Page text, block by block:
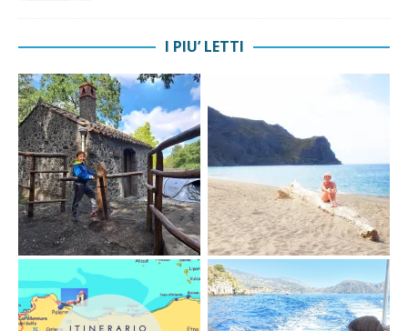
I PIU’ LETTI